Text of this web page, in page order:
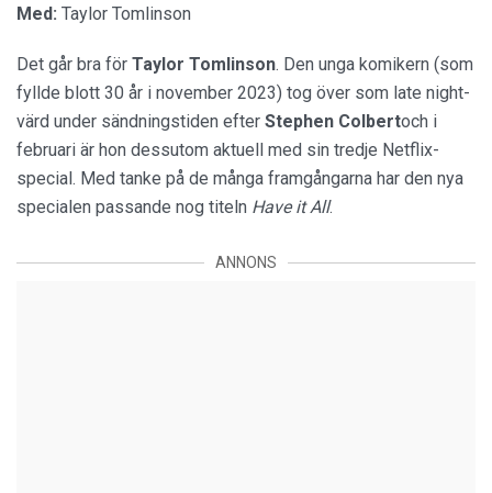
Med: Taylor Tomlinson
Det går bra för Taylor Tomlinson. Den unga komikern (som
fyllde blott 30 år i november 2023) tog över som late night-
värd under sändningstiden efter Stephen Colbertoch i
februari är hon dessutom aktuell med sin tredje Netflix-
special. Med tanke på de många framgångarna har den nya
specialen passande nog titeln Have it All.
ANNONS